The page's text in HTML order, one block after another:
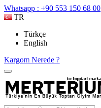
Whatsapp : +90 553 150 68 00
TR
Türkçe
English
Kargom Nerede ?